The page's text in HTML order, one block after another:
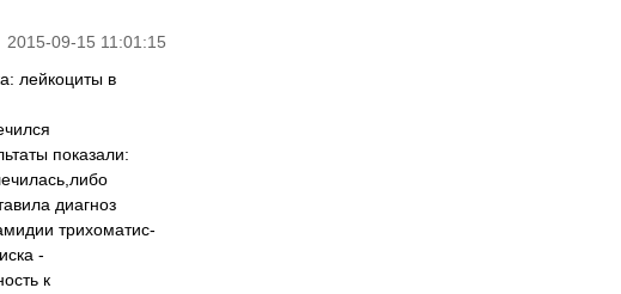
2015-09-15 11:01:15
лейкоциты в
показали:
диагноз
трихоматис-
-
к